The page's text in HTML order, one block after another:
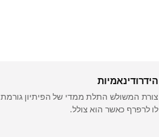
הידרודינאמיות
צורת המשולש התלת ממדי של הפיתיון גורמת
לו לרפרף כאשר הוא צולל.